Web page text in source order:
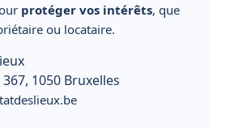
protéger vos intérêts, que
ou locataire.
1050 Bruxelles